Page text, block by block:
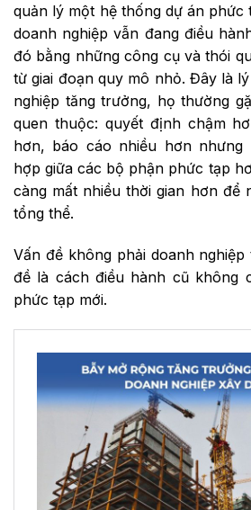
quản lý một hệ thống dự án phức
doanh nghiệp vẫn đang điều
đó bằng những công cụ và thói
từ giai đoạn quy mô nhỏ. Đây là
nghiệp tăng trưởng, họ thường
quen thuộc: quyết định chậm
hơn, báo cáo nhiều hơn
hợp giữa các bộ phận phức tạp
càng mất nhiều thời gian hơn để
tổng thể.
Vấn đề không phải doanh
đề là cách điều hành cũ không
phức tạp mới.